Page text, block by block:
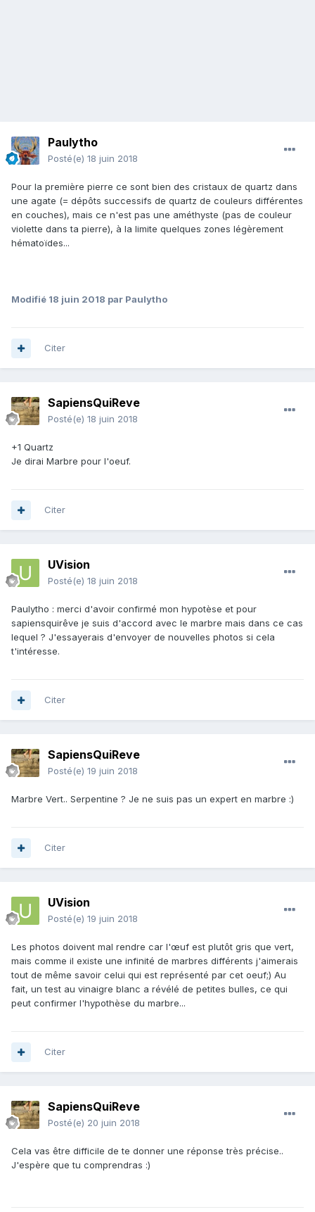
Paulytho
Posté(e) 18 juin 2018
Pour la première pierre ce sont bien des cristaux de quartz dans
une agate (= dépôts successifs de quartz de couleurs différentes
en couches), mais ce n'est pas une améthyste (pas de couleur
violette dans ta pierre), à la limite quelques zones légèrement
hématoïdes...
Modifié 18 juin 2018 par Paulytho
Citer
SapiensQuiReve
Posté(e) 18 juin 2018
+1 Quartz
Je dirai Marbre pour l'oeuf.
Citer
UVision
Posté(e) 18 juin 2018
Paulytho : merci d'avoir confirmé mon hypotèse et pour
sapiensquirêve je suis d'accord avec le marbre mais dans ce cas
lequel ? J'essayerais d'envoyer de nouvelles photos si cela
t'intéresse.
Citer
SapiensQuiReve
Posté(e) 19 juin 2018
Marbre Vert.. Serpentine ? Je ne suis pas un expert en marbre :)
Citer
UVision
Posté(e) 19 juin 2018
Les photos doivent mal rendre car l'œuf est plutôt gris que vert,
mais comme il existe une infinité de marbres différents j'aimerais
tout de même savoir celui qui est représenté par cet oeuf;) Au
fait, un test au vinaigre blanc a révélé de petites bulles, ce qui
peut confirmer l'hypothèse du marbre...
Citer
SapiensQuiReve
Posté(e) 20 juin 2018
Cela vas être difficile de te donner une réponse très précise..
J'espère que tu comprendras :)